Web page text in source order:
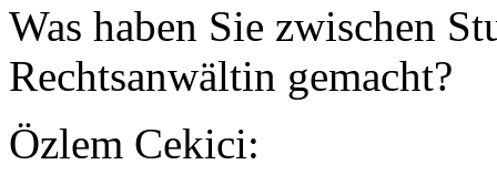
Was haben Sie zwischen
Rechtsanwältin gemacht?
Özlem Cekici: